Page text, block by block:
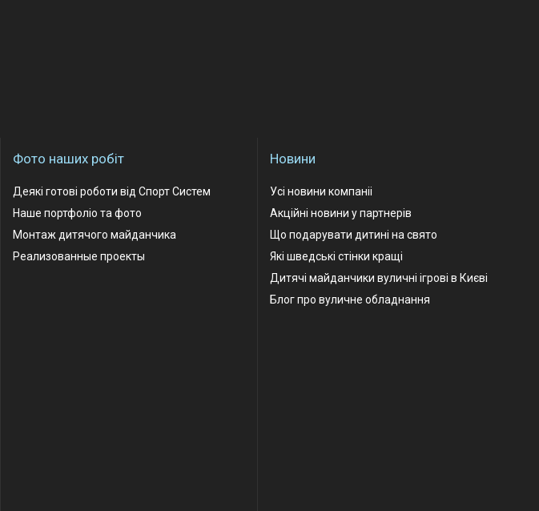
Фото наших робіт
Деякі готові роботи від Спорт Систем
Наше портфоліо та фото
Монтаж дитячого майданчика
Реализованные проекты
Новини
Усі новини компаніі
Акційні новини у партнерів
Що подарувати дитині на свято
Які шведські стінки кращі
Дитячі майданчики вуличні ігрові в Києві
Блог про вуличне обладнання